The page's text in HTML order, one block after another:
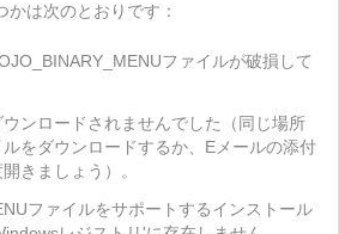
は次のとおりです：
ファイルが破損して
ンロードされませんでした（同じ場所
をダウンロードするか、Eメールの添付
きましょう）。
ファイルをサポートするインストール